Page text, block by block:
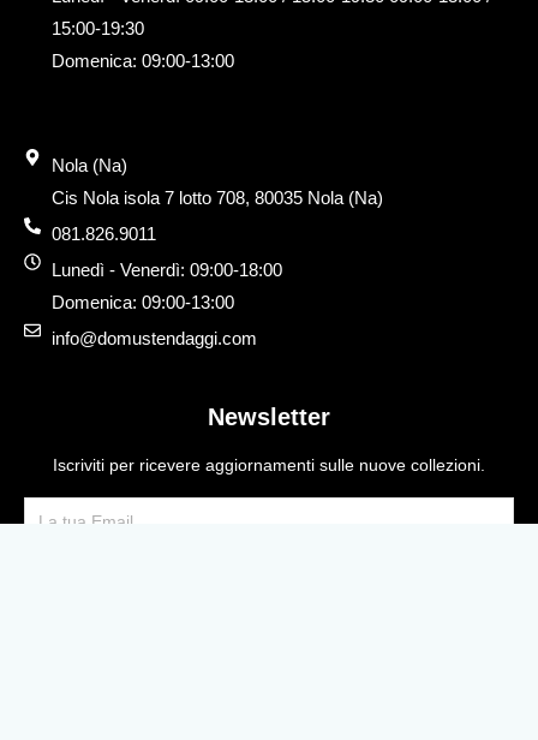
15:00-19:30
Domenica: 09:00-13:00
Nola (Na)
Cis Nola isola 7 lotto 708, 80035 Nola (Na)
081.826.9011
Lunedì - Venerdì: 09:00-18:00
Domenica: 09:00-13:00
info@domustendaggi.com
Newsletter
Iscriviti per ricevere aggiornamenti sulle nuove collezioni.
Email